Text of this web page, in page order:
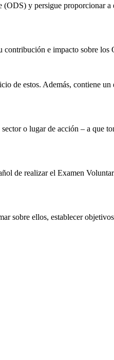
y persigue proporcionar a
e impacto sobre
de estos. Además, contiene
o lugar de acción – a que
de realizar el Examen
sobre ellos, establecer